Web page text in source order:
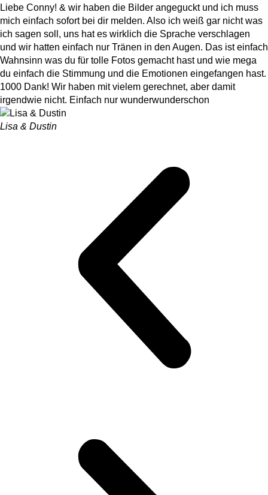
Liebe Conny! & wir haben die Bilder angeguckt und ich muss
mich einfach sofort bei dir melden. Also ich weiß gar nicht was
ich sagen soll, uns hat es wirklich die Sprache verschlagen
und wir hatten einfach nur Tränen in den Augen. Das ist einfach
Wahnsinn was du für tolle Fotos gemacht hast und wie mega
du einfach die Stimmung und die Emotionen eingefangen hast.
1000 Dank! Wir haben mit vielem gerechnet, aber damit
irgendwie nicht. Einfach nur wunderwunderschon
Lisa & Dustin